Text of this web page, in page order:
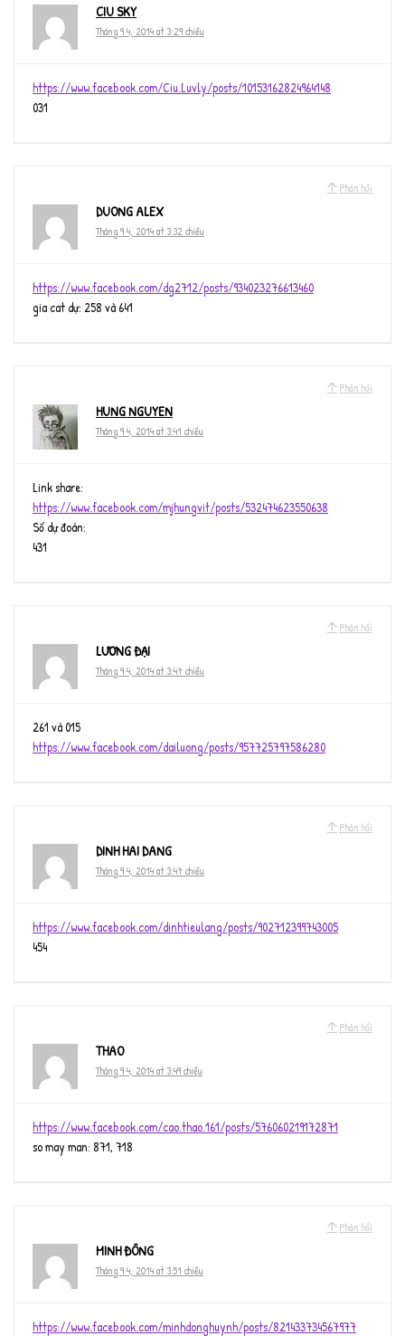
CIU SKY
Tháng 9 4, 2014 at 3:29 chiều
https://www.facebook.com/Ciu.Luvly/posts/10153162824964148
031
Phản hồi
DUONG ALEX
Tháng 9 4, 2014 at 3:32 chiều
https://www.facebook.com/dg2712/posts/934023276613460
gia cat dự: 258 và 641
Phản hồi
HUNG NGUYEN
Tháng 9 4, 2014 at 3:41 chiều
Link share:
https://www.facebook.com/mjhungvit/posts/532474623550638
Số dự đoán:
431
Phản hồi
LƯƠNG ĐẠI
Tháng 9 4, 2014 at 3:47 chiều
261 và 015
https://www.facebook.com/dailuong/posts/957725797586280
Phản hồi
DINH HAI DANG
Tháng 9 4, 2014 at 3:47 chiều
https://www.facebook.com/dinhtieulang/posts/902712399743005
454
Phản hồi
THAO
Tháng 9 4, 2014 at 3:49 chiều
https://www.facebook.com/cao.thao.161/posts/576060219172871
so may man: 871, 718
Phản hồi
MINH ĐÔNG
Tháng 9 4, 2014 at 3:51 chiều
https://www.facebook.com/minhdonghuynh/posts/821433734567977